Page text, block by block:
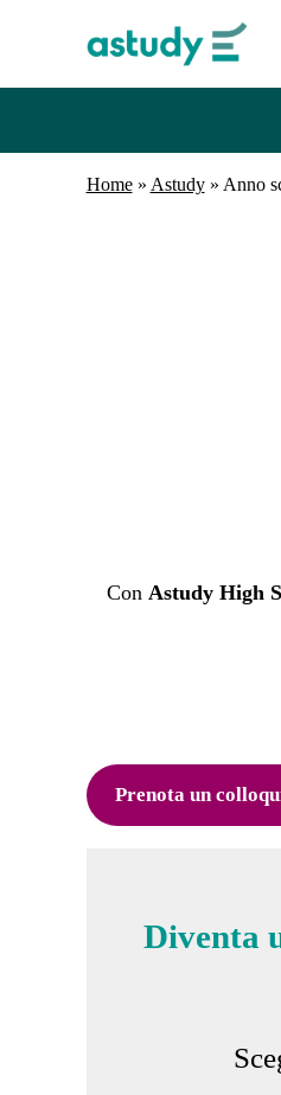
Home» Astudy» Anno
Con Astudy High
Prenota un
Diventa